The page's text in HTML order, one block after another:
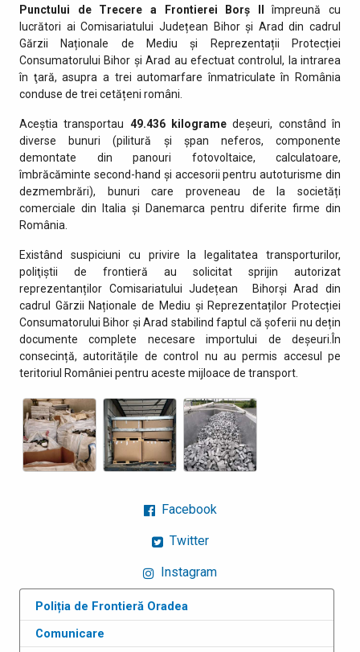
Punctului de Trecere a Frontierei Borș IIîmpreună cu
lucrători ai Comisariatului Județean Bihor și Arad din cadrul
Gărzii Naționale de Mediu și Reprezentații Protecției
Consumatorului Bihor și Arad au efectuat controlul, la intrarea
în ţară, asupra a trei automarfare înmatriculate în România
conduse de trei cetățeni români.
Aceștia transportau 49.436 kilograme deșeuri, constând în
diverse bunuri (pilitură și șpan neferos, componente
demontate din panouri fotovoltaice, calculatoare,
îmbrăcăminte second-hand și accesorii pentru autoturisme din
dezmembrări), bunuri care proveneau de la societăți
comerciale din Italia și Danemarca pentru diferite firme din
România.
Existând suspiciuni cu privire la legalitatea transporturilor,
poliţiştii de frontieră au solicitat sprijin autorizat
reprezentanților Comisariatului Județean Bihorși Arad din
cadrul Gărzii Naționale de Mediu și Reprezentaților Protecției
Consumatorului Bihor și Arad stabilind faptul că șoferii nu dețin
documente complete necesare importului de deșeuri.În
consecință, autoritățile de control nu au permis accesul pe
teritoriul României pentru aceste mijloace de transport.
Facebook
Twitter
Instagram
Poliția de Frontieră Oradea
Comunicare